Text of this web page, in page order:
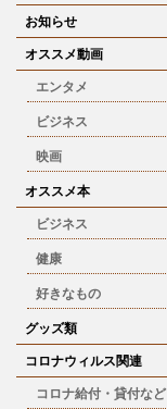
お知らせ
オススメ動画
エンタメ
ビジネス
映画
オススメ本
ビジネス
健康
好きなもの
グッズ類
コロナウィルス関連
コロナ給付・貸付など